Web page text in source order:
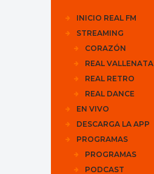
INICIO REAL FM
STREAMING
CORAZÓN
REAL VALLENATA
REAL RETRO
REAL DANCE
EN VIVO
DESCARGA LA APP
PROGRAMAS
PROGRAMAS
PODCAST